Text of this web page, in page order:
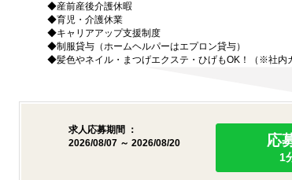
◆産前産後介護休暇
◆育児・介護休業
◆キャリアアップ支援制度
◆制服貸与（ホームヘルパーはエプロン貸与）
◆髪色やネイル・まつげエクステ・ひげもOK！（※社内
求人応募期間 ：
2026/08/07 ～ 2026/08/20
応
1